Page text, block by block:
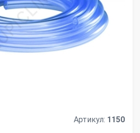
Артикул: 1150